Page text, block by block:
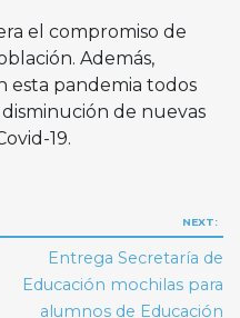
el compromiso de
Además,
esta pandemia todos
de nuevas
19.
NEXT:
Entrega Secretaría de
Educación mochilas para
alumnos de Educación